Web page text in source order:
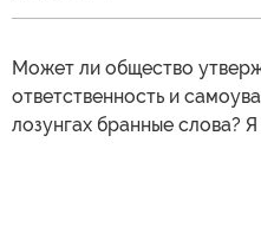
Может ли общество
ответственность и
лозунгах бранные слова?